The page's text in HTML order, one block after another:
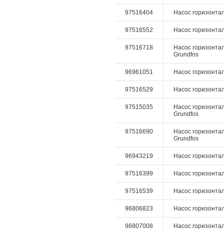
97516404 Насос
97516552 Насос
97516718
Насос
Grundfos
96961051 Насос
97516529 Насос
97515035
Насос
Grundfos
97516690
Насос
Grundfos
96943219 Насос
97516399 Насос
97516539 Насос
96806823 Насос
96807008 Насос